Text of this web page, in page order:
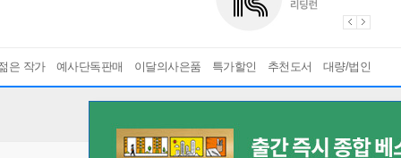
은 작가 예사단독판매 이달의사은품 특가할인 추천도서 대량/법인